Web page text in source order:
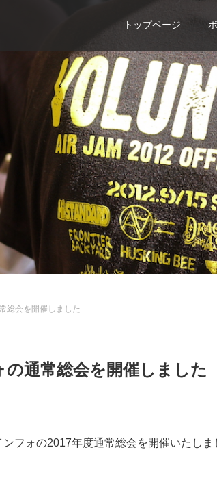
トップページ
総会を開催しました
通常総会を開催しました
フォの2017年度通常総会を開催いたしま